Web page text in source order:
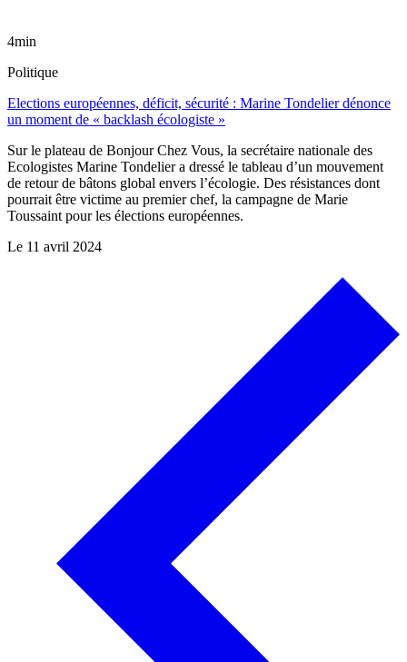
4min
Politique
Elections européennes, déficit, sécurité : Marine Tondelier dénonce
un moment de « backlash écologiste »
Sur le plateau de Bonjour Chez Vous, la secrétaire nationale des
Ecologistes Marine Tondelier a dressé le tableau d’un mouvement
de retour de bâtons global envers l’écologie. Des résistances dont
pourrait être victime au premier chef, la campagne de Marie
Toussaint pour les élections européennes.
Le 11 avril 2024